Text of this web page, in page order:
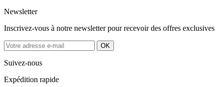
Newsletter
Inscrivez-vous à notre newsletter pour recevoir des offres exclusives
Suivez-nous
Expédition rapide